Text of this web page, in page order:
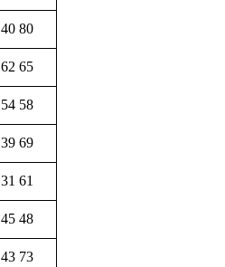
40 80
62 65
54 58
39 69
31 61
45 48
43 73